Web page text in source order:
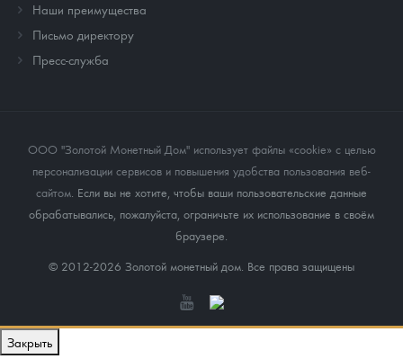
Наши преимущества
Письмо директору
Пресс-служба
ООО "Золотой Монетный Дом" использует файлы «cookie» с целью
персонализации сервисов и повышения удобства пользования веб-
сайтом. Если вы не хотите, чтобы ваши пользовательские данные
обрабатывались, пожалуйста, ограничьте их использование в своём
браузере.
© 2012-2026 Золотой монетный дом. Все права защищены
Закрыть